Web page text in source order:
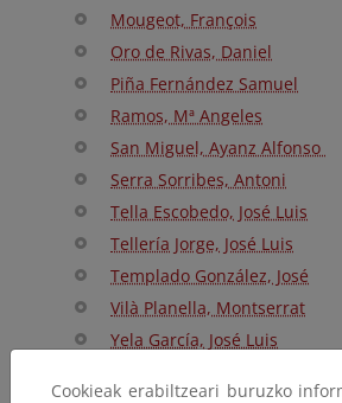
Mougeot, François
Oro de Rivas, Daniel
Piña Fernández Samuel
Ramos, Mª Angeles
San Miguel, Ayanz Alfonso
Serra Sorribes, Antoni
Tella Escobedo, José Luis
Tellería Jorge, José Luis
Templado González, José
Vilà Planella, Montserrat
Yela García, José Luis
Cookieak erabiltzeari buruzko